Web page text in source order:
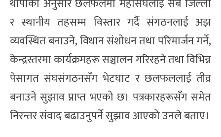
र स्थानीय तहसम्म विस्तार गर्दै संगठनलाई अझ
व्यवस्थित बनाउने, विधान संशोधन तथा परिमार्जन गर्ने,
केन्द्रस्तरमा कार्यक्रमहरू सञ्चालन गरिरहने तथा विभिन्न
पेसागत संघसंगठनसँग भेटघाट र छलफललाई तीव्र
बनाउने सुझाव प्राप्त भएको छ। पत्रकारहरूसँग समेत
निरन्तर संवाद बढाउनुपर्ने सुझाव आएको उनले बताए।